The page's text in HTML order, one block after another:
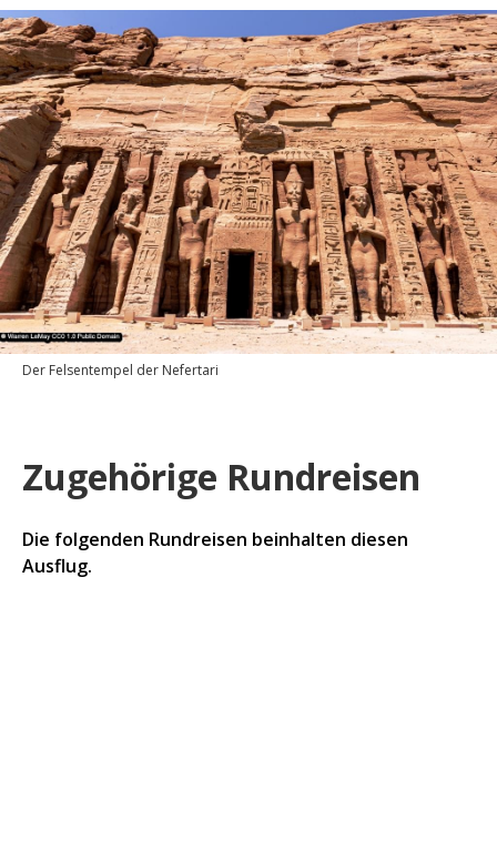
Der Felsentempel der Nefertari
Zugehörige Rundreisen
Die folgenden Rundreisen beinhalten diesen
Ausflug.